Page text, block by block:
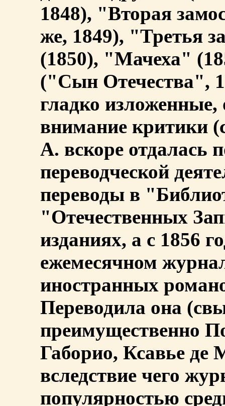
1848), "Вторая
же, 1849), "Третья
(1850), "Мачеха"
("Сын Отечества",
гладко изложенные,
внимание критики
А. вскоре отдалась
переводческой
переводы в
"Отечественных
изданиях, а с 1856
ежемесячном
иностранных
Переводила она
преимущественно
Габорио, Ксавье де
вследствие чего
популярностью